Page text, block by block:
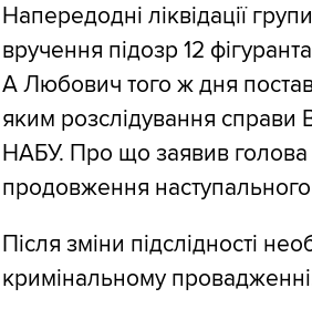
Напередодні ліквідації
вручення підозр 12
А Любович того ж дня
яким розслідування справи
НАБУ. Про що заявив
продовження
Після зміни підслідності
кримінальному